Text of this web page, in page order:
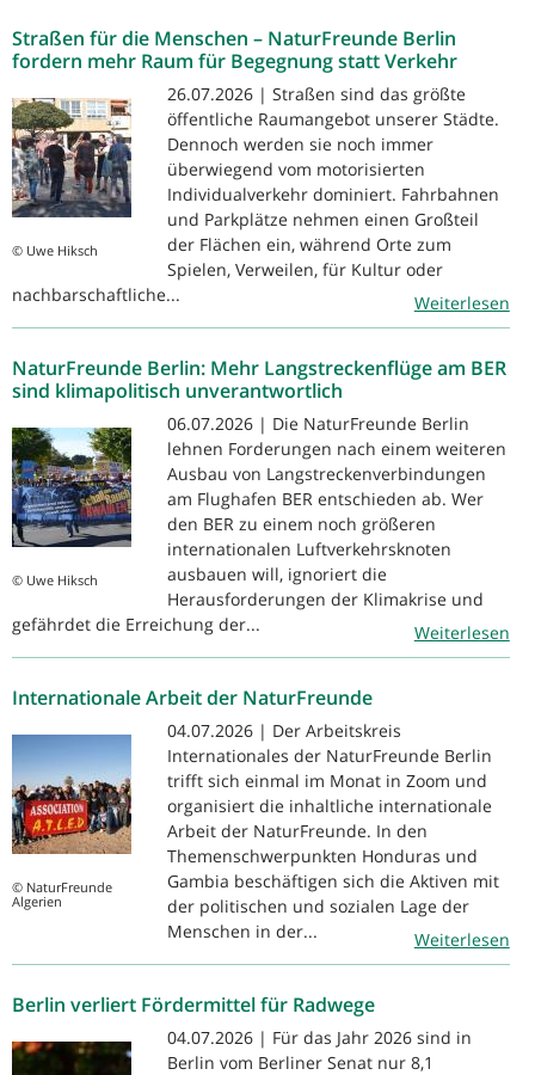
Straßen für die Menschen – NaturFreunde Berlin
fordern mehr Raum für Begegnung statt Verkehr
© Uwe Hiksch
26.07.2026 | Straßen sind das größte
öffentliche Raumangebot unserer Städte.
Dennoch werden sie noch immer
überwiegend vom motorisierten
Individualverkehr dominiert. Fahrbahnen
und Parkplätze nehmen einen Großteil
der Flächen ein, während Orte zum
Spielen, Verweilen, für Kultur oder
nachbarschaftliche...
Weiterlesen
NaturFreunde Berlin: Mehr Langstreckenflüge am BER
sind klimapolitisch unverantwortlich
© Uwe Hiksch
06.07.2026 | Die NaturFreunde Berlin
lehnen Forderungen nach einem weiteren
Ausbau von Langstreckenverbindungen
am Flughafen BER entschieden ab. Wer
den BER zu einem noch größeren
internationalen Luftverkehrsknoten
ausbauen will, ignoriert die
Herausforderungen der Klimakrise und
gefährdet die Erreichung der...
Weiterlesen
Internationale Arbeit der NaturFreunde
© NaturFreunde
Algerien
04.07.2026 | Der Arbeitskreis
Internationales der NaturFreunde Berlin
trifft sich einmal im Monat in Zoom und
organisiert die inhaltliche internationale
Arbeit der NaturFreunde. In den
Themenschwerpunkten Honduras und
Gambia beschäftigen sich die Aktiven mit
der politischen und sozialen Lage der
Menschen in der...
Weiterlesen
Berlin verliert Fördermittel für Radwege
04.07.2026 | Für das Jahr 2026 sind in
Berlin vom Berliner Senat nur 8,1